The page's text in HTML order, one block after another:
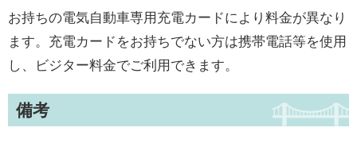
お持ちの電気自動車専用充電カードにより料金が異なり
ます。充電カードをお持ちでない方は携帯電話等を使用
し、ビジター料金でご利用できます。
備考